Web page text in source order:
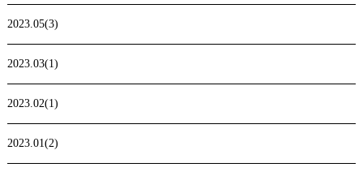
2023.05(3)
2023.03(1)
2023.02(1)
2023.01(2)